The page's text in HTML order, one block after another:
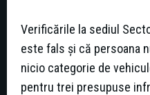
Verificările la sediul
este fals şi că persoana
nicio categorie de
pentru trei presupuse